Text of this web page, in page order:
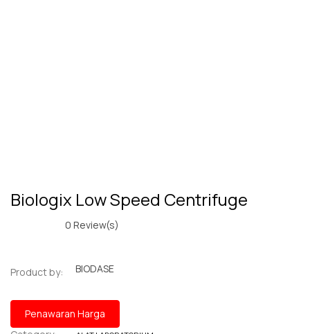
Biologix Low Speed Centrifuge
0 Review(s)
Product by: BIODASE
Penawaran Harga